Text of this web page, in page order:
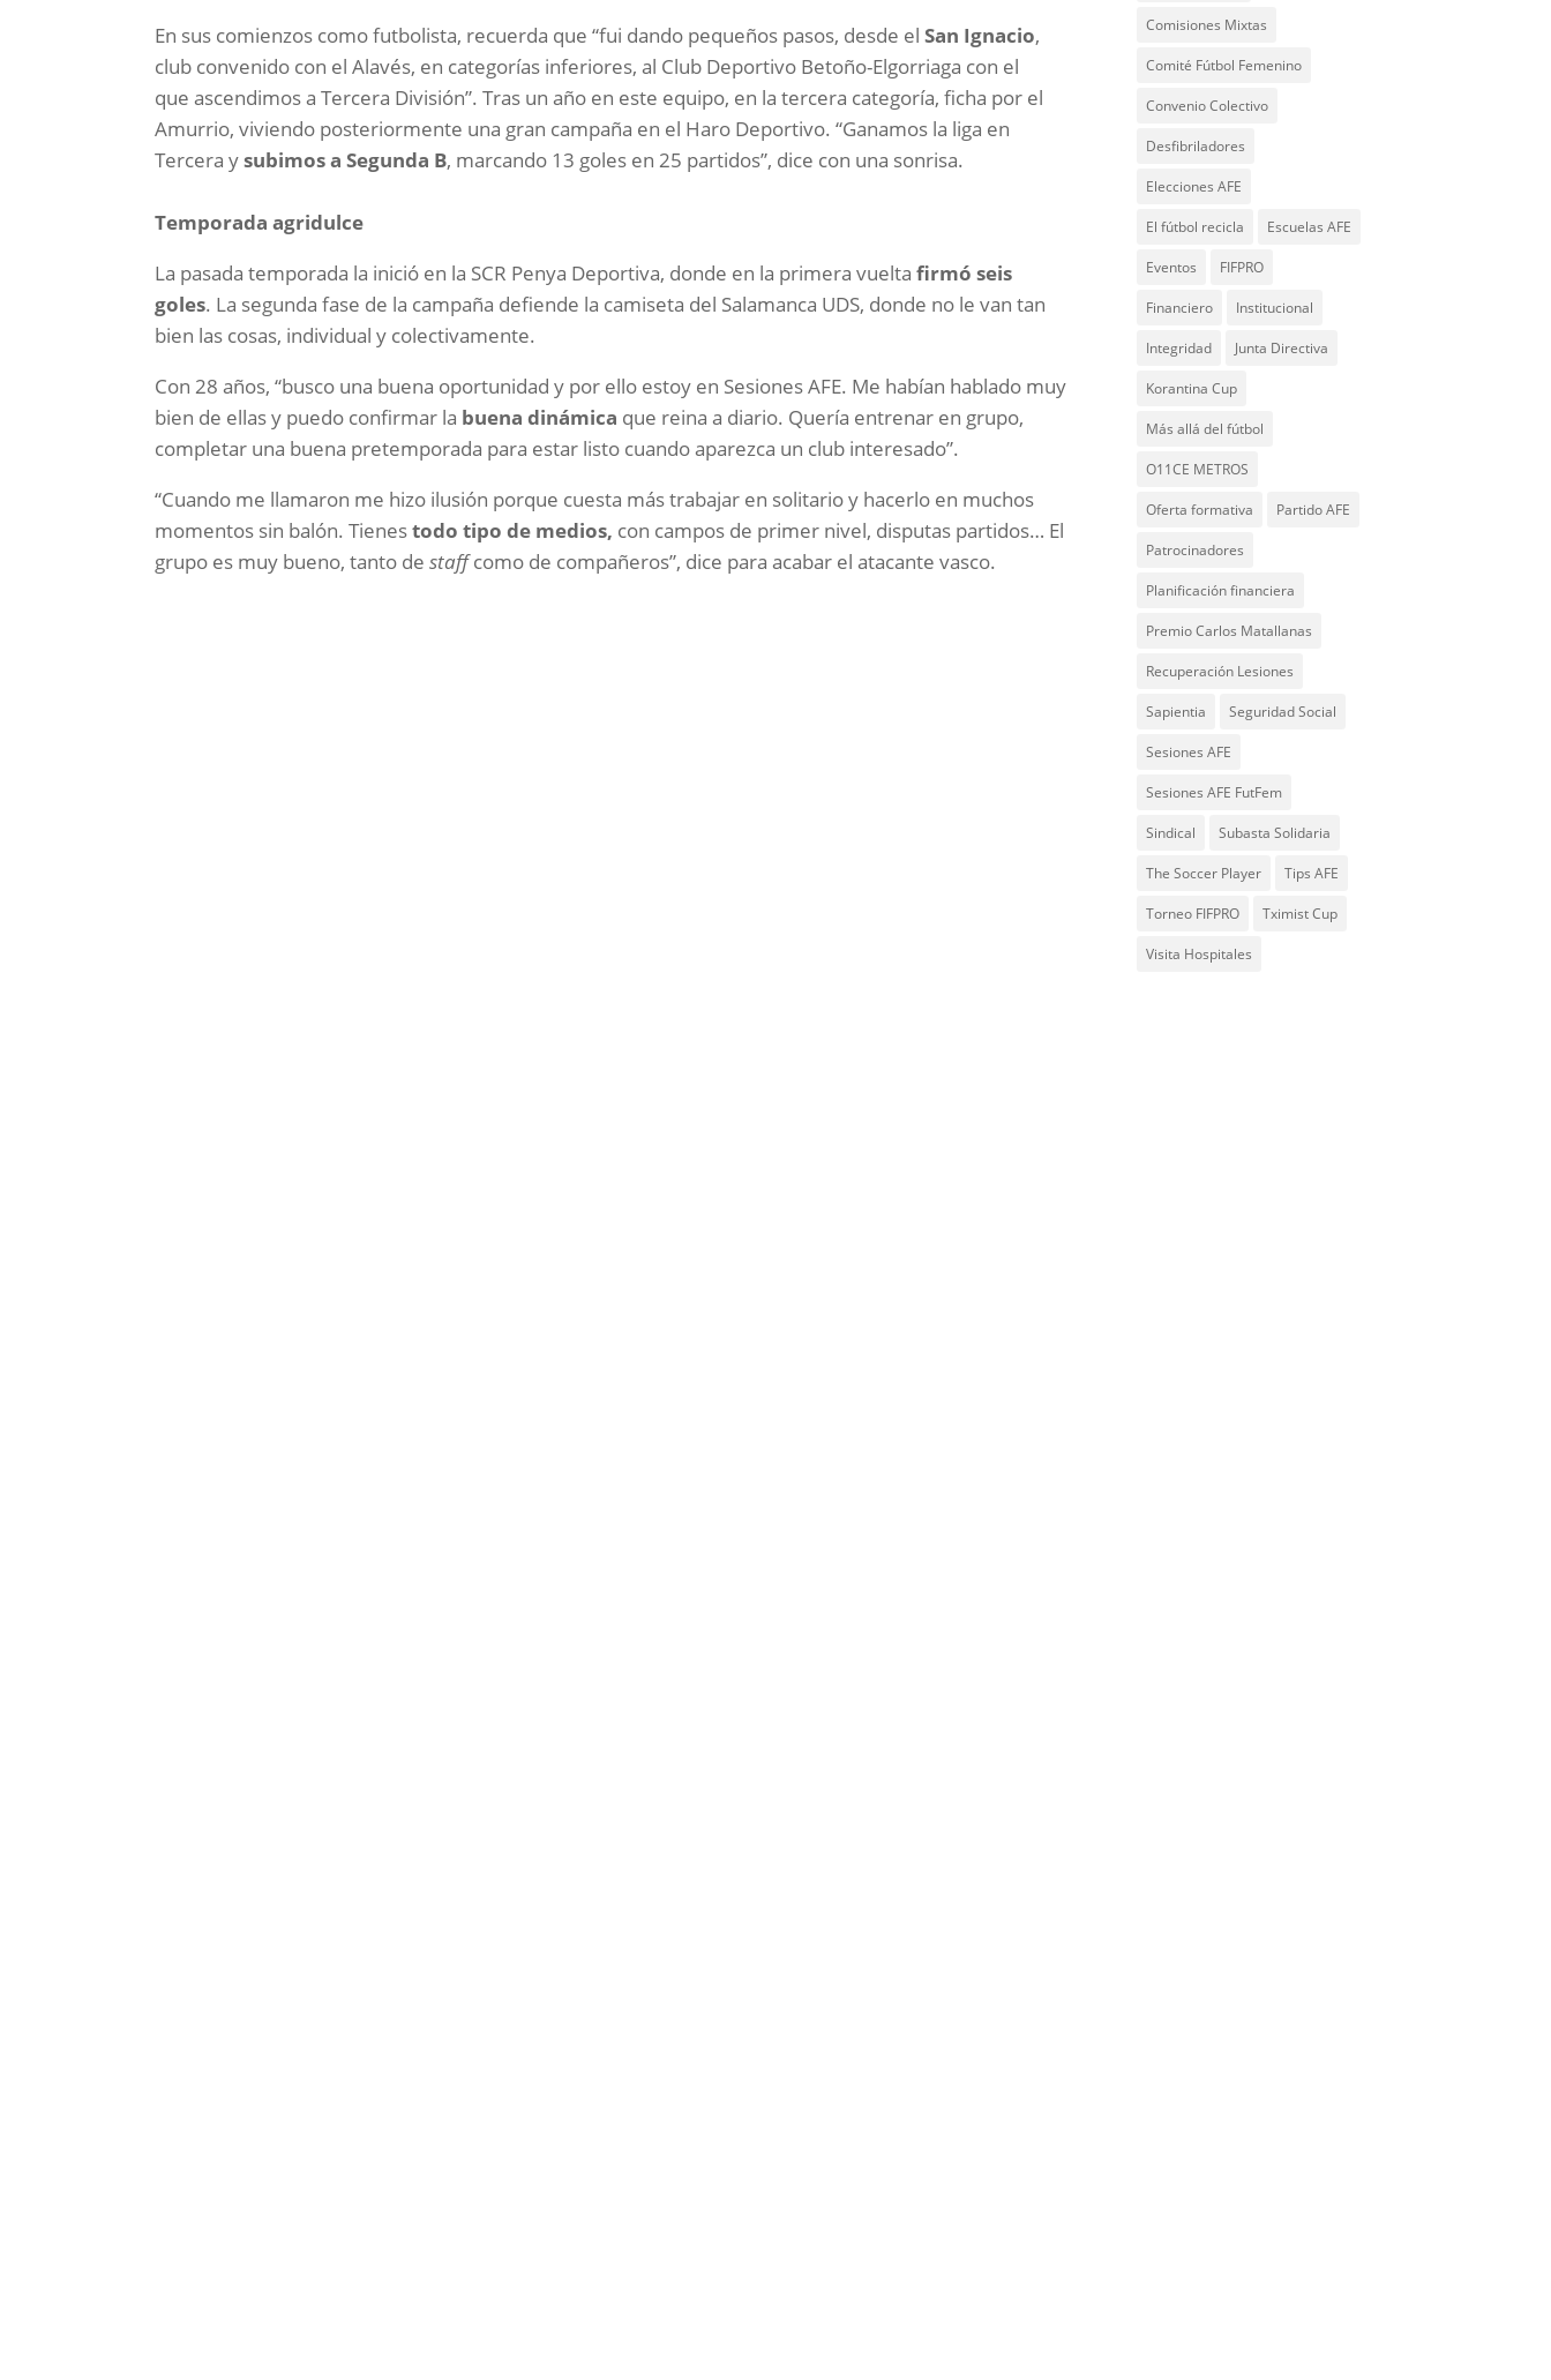
En sus comienzos como futbolista, recuerda que “fui dando pequeños pasos, desde elSan Ignacio,
club convenido con el Alavés, en categorías inferiores, al Club Deportivo Betoño-Elgorriaga con el
que ascendimos a Tercera División”. Tras un año en este equipo, en la tercera categoría, ficha por el
Amurrio, viviendo posteriormente una gran campaña en el Haro Deportivo. “Ganamos la liga en
Tercera ysubimos a Segunda B, marcando 13 goles en 25 partidos”, dice con una sonrisa.
Temporada agridulce
La pasada temporada la inició en la SCR Penya Deportiva, donde en la primera vueltafirmó seis
goles. La segunda fase de la campaña defiende la camiseta del Salamanca UDS, donde no le van tan
bien las cosas, individual y colectivamente.
Con 28 años, “busco una buena oportunidad y por ello estoy en Sesiones AFE. Me habían hablado muy
bien de ellas y puedo confirmar la buena dinámica que reina a diario. Quería entrenar en grupo,
completar una buena pretemporada para estar listo cuando aparezca un club interesado”.
“Cuando me llamaron me hizo ilusión porque cuesta más trabajar en solitario y hacerlo en muchos
momentos sin balón. Tienestodo tipo de medios, con campos de primer nivel, disputas partidos… El
grupo es muy bueno, tanto destaffcomo de compañeros”, dice para acabar el atacante vasco.
Comisiones Mixtas
Comité Fútbol Femenino
Convenio Colectivo
Desfibriladores
Elecciones AFE
El fútbol recicla Escuelas AFE
Eventos FIFPRO
Financiero Institucional
Integridad Junta Directiva
Korantina Cup
Más allá del fútbol
O11CE METROS
Oferta formativa Partido AFE
Patrocinadores
Planificación financiera
Premio Carlos Matallanas
Recuperación Lesiones
Sapientia Seguridad Social
Sesiones AFE
Sesiones AFE FutFem
Sindical Subasta Solidaria
The Soccer Player Tips AFE
Torneo FIFPRO Tximist Cup
Visita Hospitales